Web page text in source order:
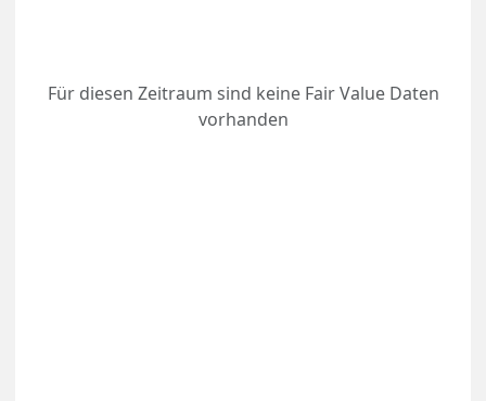
Für diesen Zeitraum sind keine Fair Value Daten
vorhanden